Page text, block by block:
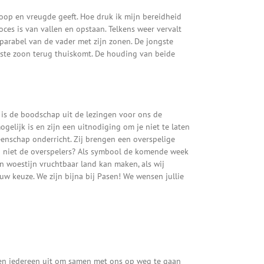
en vreugde geeft. Hoe druk ik mijn bereidheid
is van vallen en opstaan. Telkens weer vervalt
van de vader met zijn zonen. De jongste
zoon terug thuiskomt. De houding van beide
de boodschap uit de lezingen voor ons de
is en zijn een uitnodiging om je niet te laten
onderricht. Zij brengen een overspelige
de overspelers? Als symbool de komende week
vruchtbaar land kan maken, als wij
keuze. We zijn bijna bij Pasen! We wensen jullie
iedereen uit om samen met ons op weg te gaan